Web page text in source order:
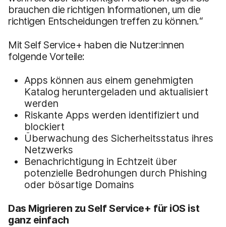
brauchen die richtigen Informationen, um die
richtigen Entscheidungen treffen zu können.“
Mit Self Service+ haben die Nutzer:innen
folgende Vorteile:
Apps können aus einem genehmigten
Katalog heruntergeladen und aktualisiert
werden
Riskante Apps werden identifiziert und
blockiert
Überwachung des Sicherheitsstatus ihres
Netzwerks
Benachrichtigung in Echtzeit über
potenzielle Bedrohungen durch Phishing
oder bösartige Domains
Das Migrieren zu Self Service+ für iOS ist
ganz einfach